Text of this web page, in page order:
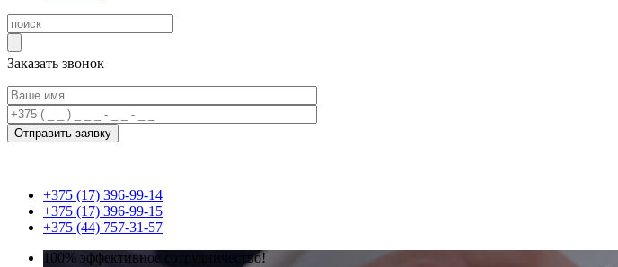
Заказать звонок
+375 (17) 396-99-14
+375 (17) 396-99-15
+375 (44) 757-31-57
100% эффективное сотрудничество!